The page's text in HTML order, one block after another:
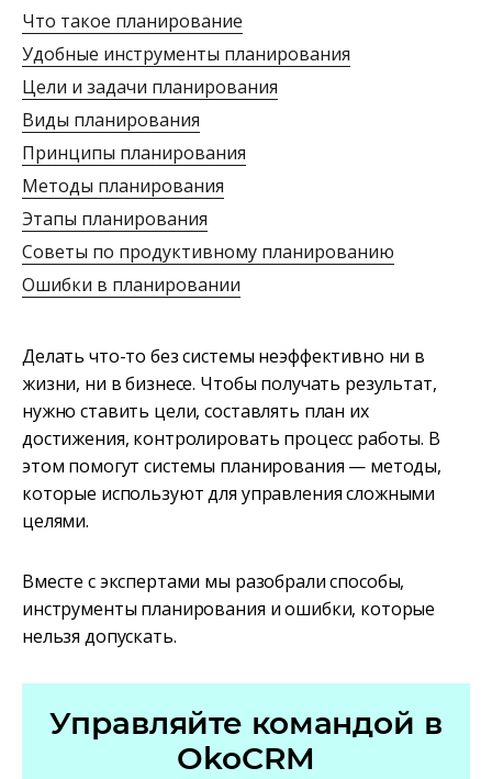
Что такое планирование
Удобные инструменты планирования
Цели и задачи планирования
Виды планирования
Принципы планирования
Методы планирования
Этапы планирования
Советы по продуктивному планированию
Ошибки в планировании
Делать что-то без системы неэффективно ни в
жизни, ни в бизнесе. Чтобы получать результат,
нужно ставить цели, составлять план их
достижения, контролировать процесс работы. В
этом помогут системы планирования — методы,
которые используют для управления сложными
целями.
Вместе с экспертами мы разобрали способы,
инструменты планирования и ошибки, которые
нельзя допускать.
Управляйте командой в
OkoCRM